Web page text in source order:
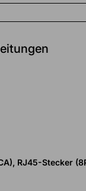
RJ45-Stecker